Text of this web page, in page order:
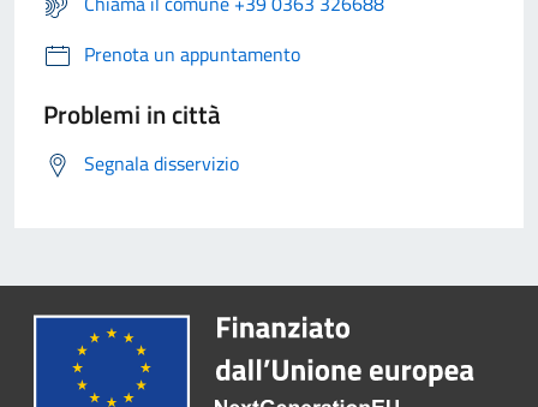
Prenota un appuntamento
Problemi in città
Segnala disservizio